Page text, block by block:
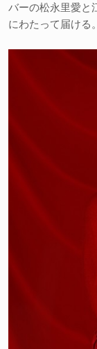
バーの松永里愛と
にわたって届ける。